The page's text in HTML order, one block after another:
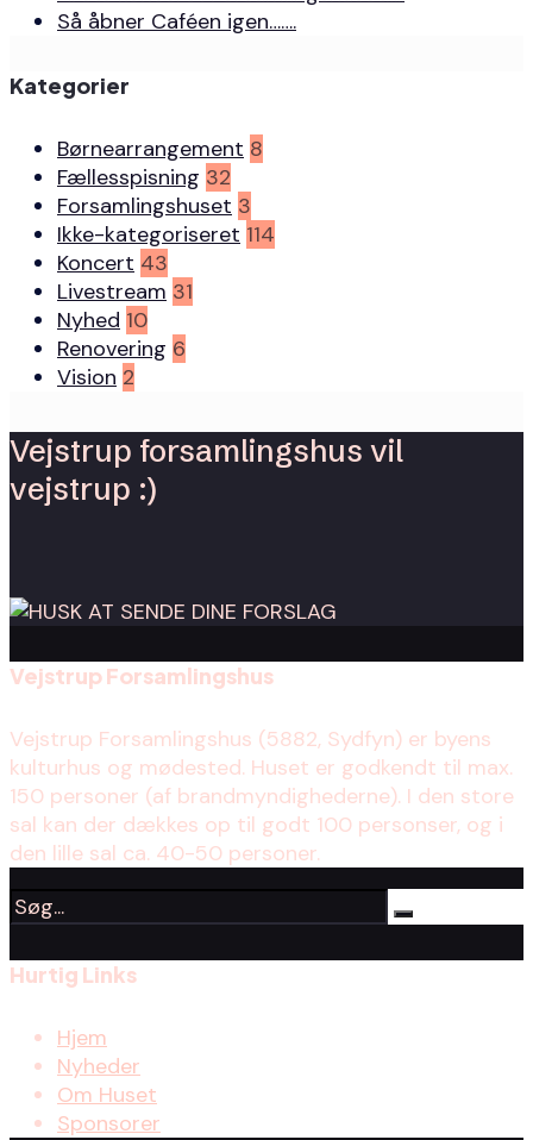
Så åbner Caféen igen…….
Kategorier
Børnearrangement 8
Fællesspisning 32
Forsamlingshuset 3
Ikke-kategoriseret 114
Koncert 43
Livestream 31
Nyhed 10
Renovering 6
Vision 2
Vejstrup forsamlingshus vil
vejstrup :)
Vejstrup Forsamlingshus
Vejstrup Forsamlingshus (5882, Sydfyn) er byens
kulturhus og mødested. Huset er godkendt til max.
150 personer (af brandmyndighederne). I den store
sal kan der dækkes op til godt 100 personser, og i
den lille sal ca. 40-50 personer.
Hurtig Links
Hjem
Nyheder
Om Huset
Sponsorer